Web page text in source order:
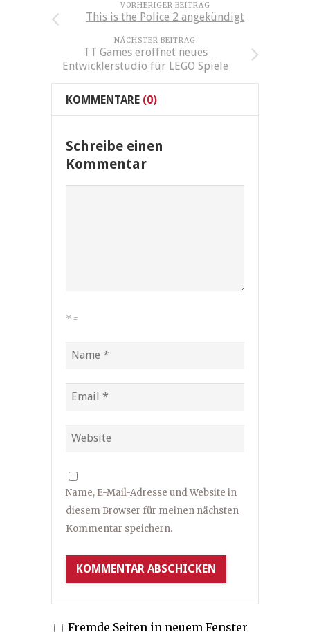
VORHERIGER BEITRAG
This is the Police 2 angekündigt
NÄCHSTER BEITRAG
TT Games eröffnet neues
Entwicklerstudio für LEGO Spiele
KOMMENTARE (0)
Schreibe einen
Kommentar
* =
Name, E-Mail-Adresse und Website in
diesem Browser für meinen nächsten
Kommentar speichern.
Fremde Seiten in neuem Fenster